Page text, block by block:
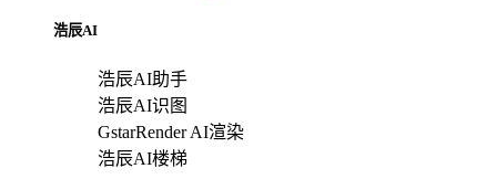
浩辰AI
浩辰AI助手
浩辰AI识图
GstarRender AI渲染
浩辰AI楼梯